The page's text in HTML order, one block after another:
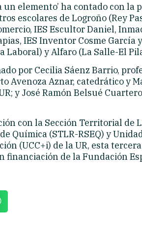
un elemento’ ha contado con la
escolares de Logroño (Rey
IES Escultor Daniel,
IES Inventor Cosme García
Laboral) y Alfaro (La Salle-El
por Cecilia Sáenz Barrio,
Avenoza Aznar, catedrático y
y José Ramón Belsué
con la Sección Territorial de
Química (STLR-RSEQ) y
(UCC+i) de la UR, esta
financiación de la Fundación